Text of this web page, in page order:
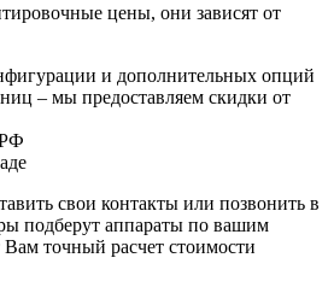
цены, они зависят от
и дополнительных опций
– мы предоставляем скидки от
свои контакты или позвонить в
подберут аппараты по вашим
точный расчет стоимости